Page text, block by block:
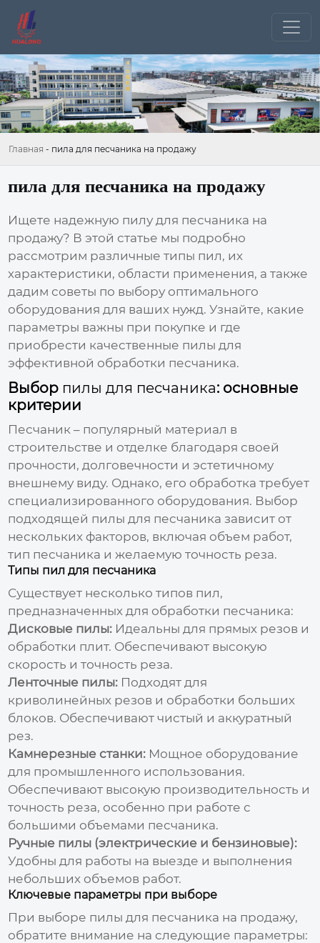
Главная - пила для песчаника на продажу
пила для песчаника на продажу
Ищете надежную пилу для песчаника на
продажу? В этой статье мы подробно
рассмотрим различные типы пил, их
характеристики, области применения, а также
дадим советы по выбору оптимального
оборудования для ваших нужд. Узнайте, какие
параметры важны при покупке и где
приобрести качественные пилы для
эффективной обработки песчаника.
Выбор пилы для песчаника: основные
критерии
Песчаник – популярный материал в
строительстве и отделке благодаря своей
прочности, долговечности и эстетичному
внешнему виду. Однако, его обработка требует
специализированного оборудования. Выбор
подходящей пилы для песчаника зависит от
нескольких факторов, включая объем работ,
тип песчаника и желаемую точность реза.
Типы пил для песчаника
Существует несколько типов пил,
предназначенных для обработки песчаника:
Дисковые пилы: Идеальны для прямых резов и
обработки плит. Обеспечивают высокую
скорость и точность реза.
Ленточные пилы: Подходят для
криволинейных резов и обработки больших
блоков. Обеспечивают чистый и аккуратный
рез.
Камнерезные станки: Мощное оборудование
для промышленного использования.
Обеспечивают высокую производительность и
точность реза, особенно при работе с
большими объемами песчаника.
Ручные пилы (электрические и бензиновые):
Удобны для работы на выезде и выполнения
небольших объемов работ.
Ключевые параметры при выборе
При выборе пилы для песчаника на продажу,
обратите внимание на следующие параметры: